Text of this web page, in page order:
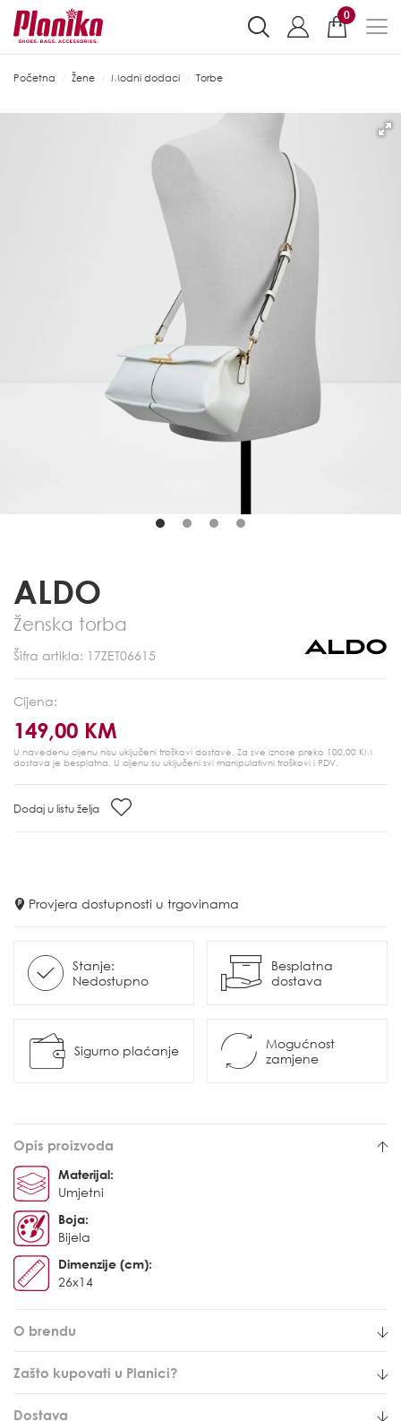
0
Početna Žene Modni dodaci Torbe
ALDO
Ženska torba
Šifra artikla: 17ZET06615
Cijena:
149,00 KM
U navedenu cijenu nisu uključeni troškovi dostave. Za sve iznose preko 100,00 KM
dostava je besplatna. U cijenu su uključeni svi manipulativni troškovi i PDV.
Dodaj u listu želja
Provjera dostupnosti u trgovinama
Stanje:
Nedostupno
Besplatna
dostava
Sigurno plaćanje
Mogućnost
zamjene
Opis proizvoda
Materijal:
Umjetni
Boja:
Bijela
Dimenzije (cm):
26x14
O brendu
Zašto kupovati u Planici?
Dostava